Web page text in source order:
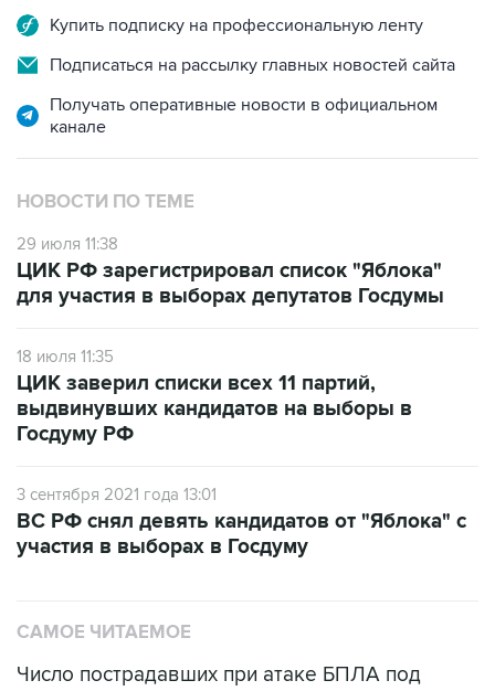
Купить подписку на профессиональную ленту
Подписаться на рассылку главных новостей сайта
Получать оперативные новости в официальном
канале
НОВОСТИ ПО ТЕМЕ
29 июля 11:38
ЦИК РФ зарегистрировал список "Яблока"
для участия в выборах депутатов Госдумы
18 июля 11:35
ЦИК заверил списки всех 11 партий,
выдвинувших кандидатов на выборы в
Госдуму РФ
3 сентября 2021 года 13:01
ВС РФ снял девять кандидатов от "Яблока" с
участия в выборах в Госдуму
САМОЕ ЧИТАЕМОЕ
Число пострадавших при атаке БПЛА под